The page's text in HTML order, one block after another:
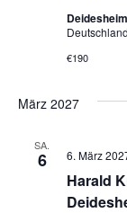
Deutschland
€190
März 2027
SA.
6
Harald
6. März